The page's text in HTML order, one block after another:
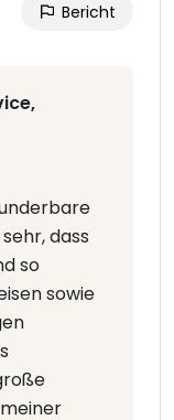
Bericht
dass
so
sowie